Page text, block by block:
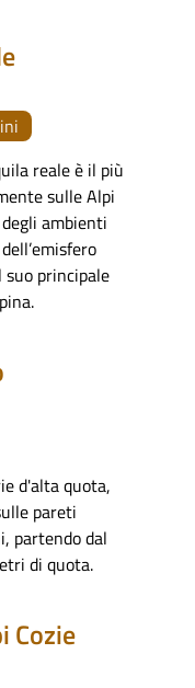
reale è il più
sulle Alpi
ambienti
principale
d'alta quota,
pareti
partendo dal
di quota.
Cozie